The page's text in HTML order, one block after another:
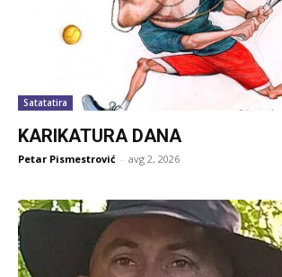
Satatatira
KARIKATURA DANA
Petar Pismestrović - avg 2, 2026